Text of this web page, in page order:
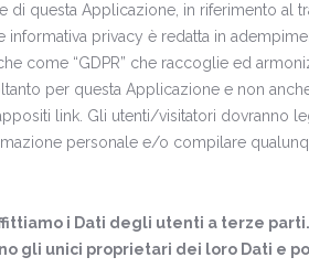
questa Applicazione, in riferimento al
privacy è redatta in
come “GDPR” che raccoglie ed
per questa Applicazione e non
link. Gli utenti/visitatori dovranno
personale e/o compilare
i Dati degli utenti a terze
gli unici proprietari dei loro Dati e